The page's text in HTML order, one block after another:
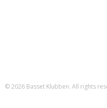
© 2026 Basset Klubben. All rights